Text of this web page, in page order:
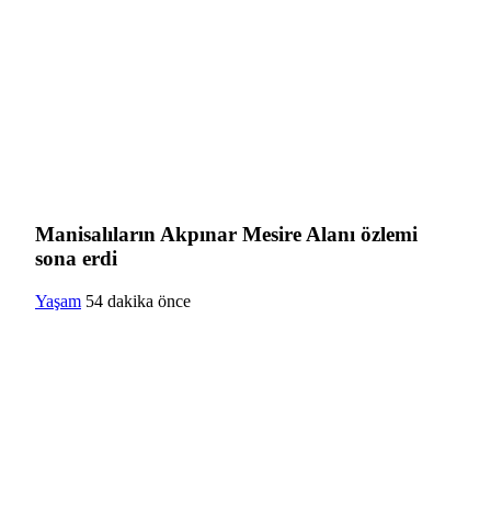
Manisalıların Akpınar Mesire Alanı özlemi
sona erdi
Yaşam 54 dakika önce